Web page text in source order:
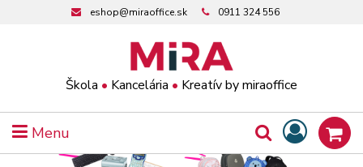
Škola • Kancelária • Kreatív by miraoffice
eshop@miraoffice.sk 0911 324 556
Menu